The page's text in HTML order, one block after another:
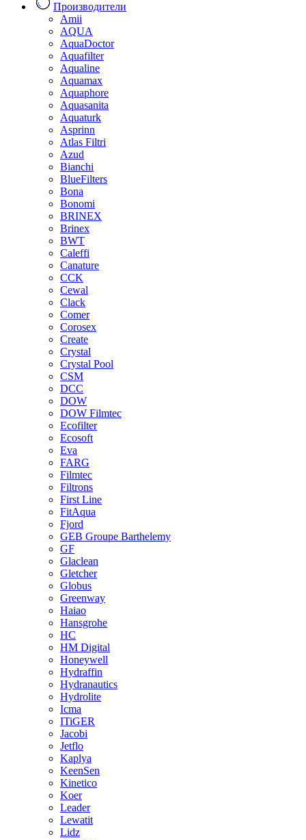
Производители
Amii
AQUA
AquaDoctor
Aquafilter
Aqualine
Aquamax
Aquaphore
Aquasanita
Aquaturk
Asprinn
Atlas Filtri
Azud
Bianchi
BlueFilters
Bona
Bonomi
BRINEX
Brinex
BWT
Caleffi
Canature
CCK
Cewal
Clack
Comer
Corosex
Create
Crystal
Crystal Pool
CSM
DCC
DOW
DOW Filmtec
Ecofilter
Ecosoft
Eva
FARG
Filmtec
Filtrons
First Line
FitAqua
Fjord
GEB Groupe Barthelemy
GF
Glaclean
Gletcher
Globus
Greenway
Haiao
Hansgrohe
HC
HM Digital
Honeywell
Hydraffin
Hydranautics
Hydrolite
Icma
ITiGER
Jacobi
Jetflo
Kaplya
KeenSen
Kinetico
Koer
Leader
Lewatit
Lidz